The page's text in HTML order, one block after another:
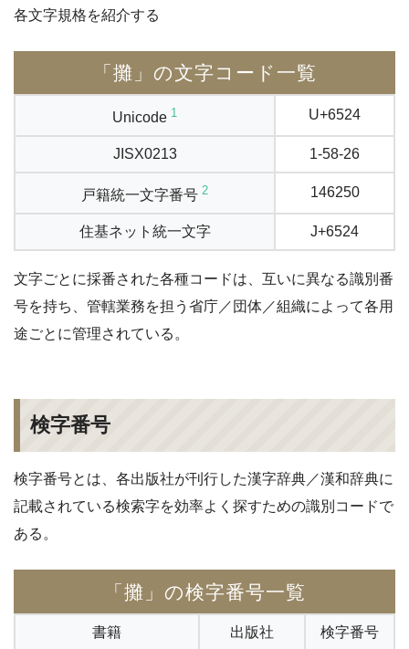
各文字規格を紹介する
「攤」の文字コード一覧
Unicode 1 U+6524
JISX0213 1-58-26
戸籍統一文字番号 2 146250
住基ネット統一文字 J+6524
文字ごとに採番された各種コードは、互いに異なる識別番
号を持ち、管轄業務を担う省庁／団体／組織によって各用
途ごとに管理されている。
検字番号
検字番号とは、各出版社が刊行した漢字辞典／漢和辞典に
記載されている検索字を効率よく探すための識別コードで
ある。
「攤」の検字番号一覧
書籍 出版社 検字番号